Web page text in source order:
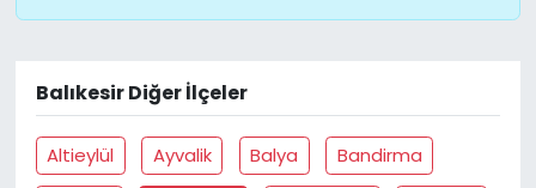
Balıkesir Diğer İlçeler
Altieylül Ayvalik Balya
Bandirma